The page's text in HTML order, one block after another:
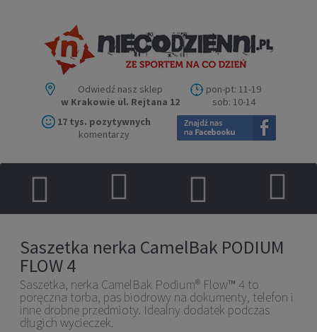
Odwiedź nasz sklep
w Krakowie ul. Rejtana 12
pon-pt: 11-19
sob: 10-14
17 tys. pozytywnych
komentarzy
Saszetka nerka CamelBak PODIUM
FLOW 4
Saszetka, nerka CamelBak Podium® Flow™ 4 to
poręczna torba, pas biodrowy na dokumenty, telefon i
inne drobne przedmioty. Idealny dodatek podczas
długich wycieczek.